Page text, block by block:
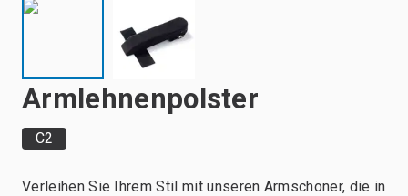
Armlehnenpolster
C2
Verleihen Sie Ihrem Stil mit unseren Armschoner, die in